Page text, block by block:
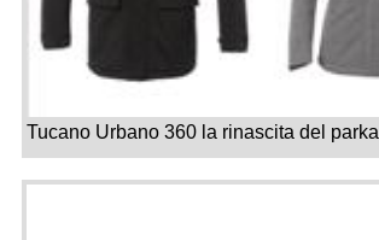
Tucano Urbano 360 la rinascita del parka